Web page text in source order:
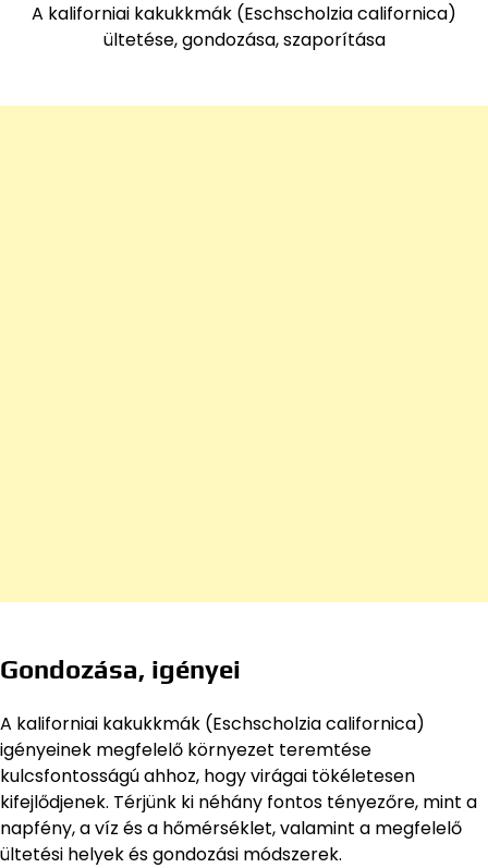
A kaliforniai kakukkmák (Eschscholzia californica)
ültetése, gondozása, szaporítása
Gondozása, igényei
A kaliforniai kakukkmák (Eschscholzia californica)
igényeinek megfelelő környezet teremtése
kulcsfontosságú ahhoz, hogy virágai tökéletesen
kifejlődjenek. Térjünk ki néhány fontos tényezőre, mint a
napfény, a víz és a hőmérséklet, valamint a megfelelő
ültetési helyek és gondozási módszerek.